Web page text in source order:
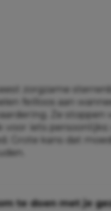
zorgzame
feilloos aan
Ze stoppen
voor iets
Grote kans dat
te doen met je